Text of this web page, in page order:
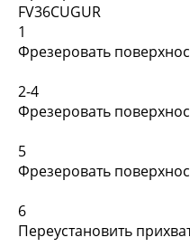
FV36CUGUR
1
Фрезеровать
2-4
Фрезеровать
5
Фрезеровать
6
Переустановить